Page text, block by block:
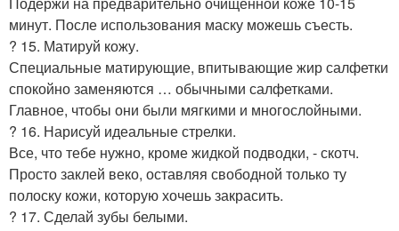
минут. После использования маску можешь съесть.
? 15. Матируй кожу.
Специальные матирующие, впитывающие жир салфетки
спокойно заменяются … обычными салфетками.
Главное, чтобы они были мягкими и многослойными.
? 16. Нарисуй идеальные стрелки.
Все, что тебе нужно, кроме жидкой подводки, - скотч.
Просто заклей веко, оставляя свободной только ту
полоску кожи, которую хочешь закрасить.
? 17. Сделай зубы белыми.